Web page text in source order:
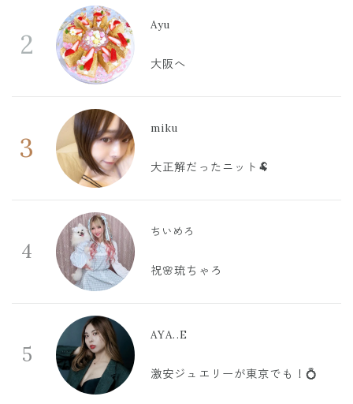
2
Ayu
大阪へ
3
miku
大正解だったニット🐏
4
ちいめろ
祝🌸琉ちゃろ
5
AYA..E
激安ジュエリーが東京でも！💍